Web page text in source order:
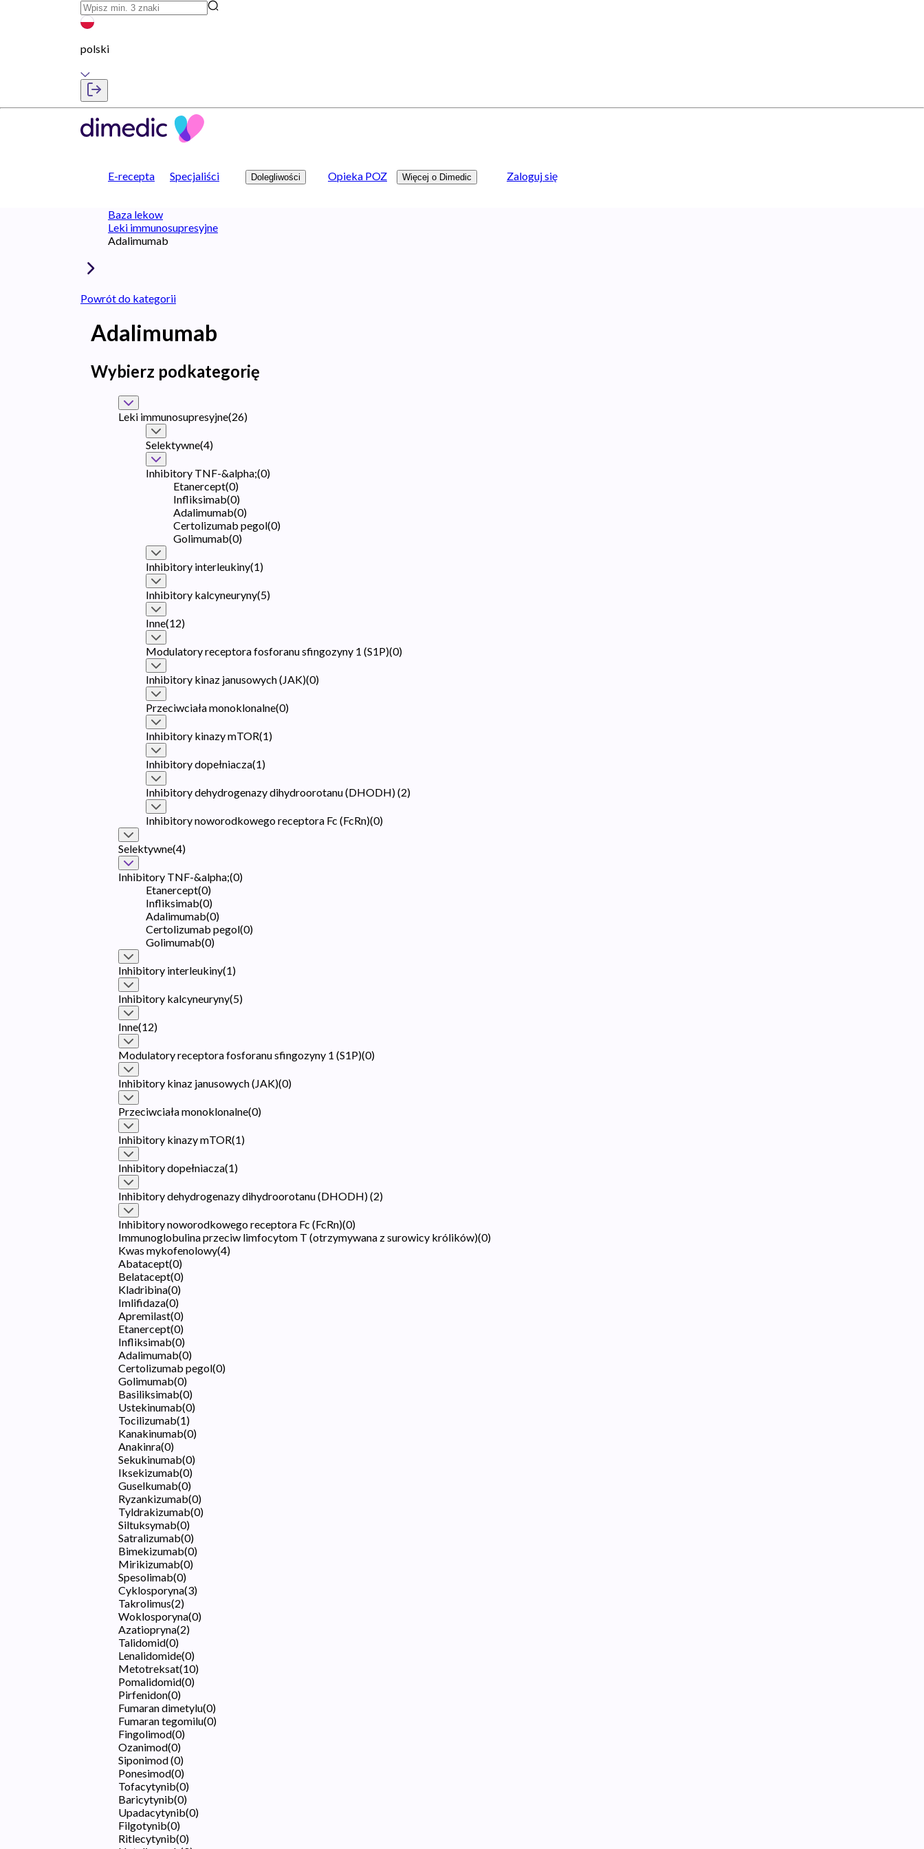
polski
E-recepta Specjaliści Dolegliwości Opieka POZ Więcej o Dimedic Zaloguj się
Baza lekow
Leki immunosupresyjne
Adalimumab
Powrót do kategorii
Adalimumab
Wybierz podkategorię
Leki immunosupresyjne(26)
Selektywne(4)
Inhibitory TNF-&alpha;(0)
Etanercept(0)
Infliksimab(0)
Adalimumab(0)
Certolizumab pegol(0)
Golimumab(0)
Inhibitory interleukiny(1)
Inhibitory kalcyneuryny(5)
Inne(12)
Modulatory receptora fosforanu sfingozyny 1 (S1P)(0)
Inhibitory kinaz janusowych (JAK)(0)
Przeciwciała monoklonalne(0)
Inhibitory kinazy mTOR(1)
Inhibitory dopełniacza(1)
Inhibitory dehydrogenazy dihydroorotanu (DHODH)(2)
Inhibitory noworodkowego receptora Fc (FcRn)(0)
Selektywne(4)
Inhibitory TNF-&alpha;(0)
Etanercept(0)
Infliksimab(0)
Adalimumab(0)
Certolizumab pegol(0)
Golimumab(0)
Inhibitory interleukiny(1)
Inhibitory kalcyneuryny(5)
Inne(12)
Modulatory receptora fosforanu sfingozyny 1 (S1P)(0)
Inhibitory kinaz janusowych (JAK)(0)
Przeciwciała monoklonalne(0)
Inhibitory kinazy mTOR(1)
Inhibitory dopełniacza(1)
Inhibitory dehydrogenazy dihydroorotanu (DHODH)(2)
Inhibitory noworodkowego receptora Fc (FcRn)(0)
Immunoglobulina przeciw limfocytom T (otrzymywana z surowicy królików)(0)
Kwas mykofenolowy(4)
Abatacept(0)
Belatacept(0)
Kladribina(0)
Imlifidaza(0)
Apremilast(0)
Etanercept(0)
Infliksimab(0)
Adalimumab(0)
Certolizumab pegol(0)
Golimumab(0)
Basiliksimab(0)
Ustekinumab(0)
Tocilizumab(1)
Kanakinumab(0)
Anakinra(0)
Sekukinumab(0)
Iksekizumab(0)
Guselkumab(0)
Ryzankizumab(0)
Tyldrakizumab(0)
Siltuksymab(0)
Satralizumab(0)
Bimekizumab(0)
Mirikizumab(0)
Spesolimab(0)
Cyklosporyna(3)
Takrolimus(2)
Woklosporyna(0)
Azatiopryna(2)
Talidomid(0)
Lenalidomide(0)
Metotreksat(10)
Pomalidomid(0)
Pirfenidon(0)
Fumaran dimetylu(0)
Fumaran tegomilu(0)
Fingolimod(0)
Ozanimod(0)
Siponimod(0)
Ponesimod(0)
Tofacytynib(0)
Baricytynib(0)
Upadacytynib(0)
Filgotynib(0)
Ritlecytynib(0)